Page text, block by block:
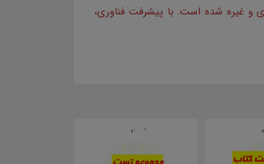
و غیره شده است. با پیشرفت فناوری،